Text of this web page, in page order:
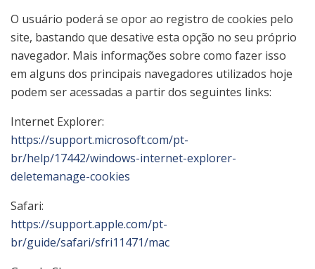
O usuário poderá se opor ao registro de cookies pelo
site, bastando que desative esta opção no seu próprio
navegador. Mais informações sobre como fazer isso
em alguns dos principais navegadores utilizados hoje
podem ser acessadas a partir dos seguintes links:
Internet Explorer:
https://support.microsoft.com/pt-
br/help/17442/windows-internet-explorer-
deletemanage-cookies
Safari:
https://support.apple.com/pt-
br/guide/safari/sfri11471/mac